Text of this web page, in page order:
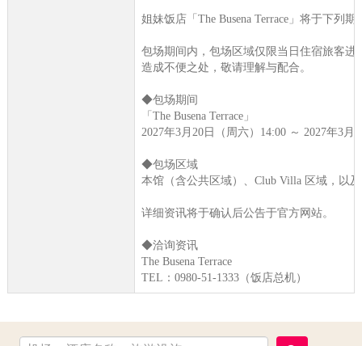
姐妹饭店「The Busena Terrace」将于下列
包场期间内，包场区域仅限当日住宿旅客进
造成不便之处，敬请理解与配合。
◆包场期间
「The Busena Terrace」
2027年3月20日（周六）14:00 ～ 2027年3月
◆包场区域
本馆（含公共区域）、Club Villa 区域，以
详细资讯将于确认后公告于官方网站。
◆洽询资讯
The Busena Terrace
TEL：0980-51-1333（饭店总机）